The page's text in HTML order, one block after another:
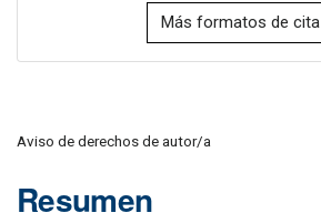
Más formatos de cita
Aviso de derechos de autor/a
Resumen